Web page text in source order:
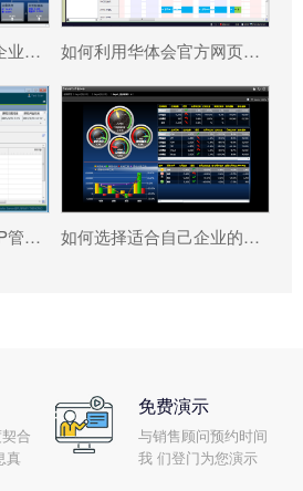
ERP管理系统真能将企业数据转化为可执行决策吗? 如何利用华体会官方网页版-华体会（中国） 系统更好提升企业运营效率?
如何快速高效完成ERP管理系统配置? 如何选择适合自己企业的华体会官方网页版-华体会（中国） ?
合
真
免费演示
与销售顾问预约时间
我 们登门为您演示